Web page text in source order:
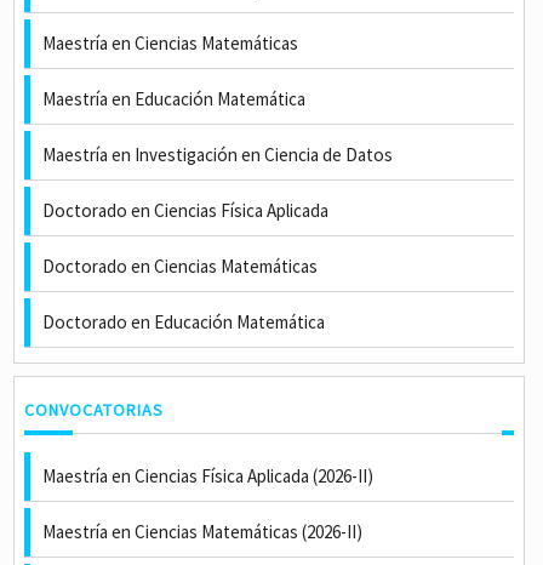
Maestría en Ciencias Matemáticas
Maestría en Educación Matemática
Maestría en Investigación en Ciencia de Datos
Doctorado en Ciencias Física Aplicada
Doctorado en Ciencias Matemáticas
Doctorado en Educación Matemática
CONVOCATORIAS
Maestría en Ciencias Física Aplicada (2026-II)
Maestría en Ciencias Matemáticas (2026-II)